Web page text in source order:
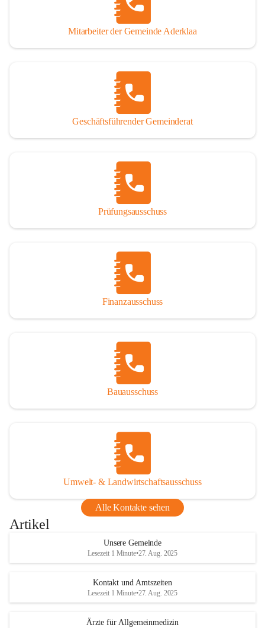
Mitarbeiter der Gemeinde Aderklaa
Geschäftsführender Gemeinderat
Prüfungsausschuss
Finanzausschuss
Bauausschuss
Umwelt- & Landwirtschaftsausschuss
Alle Kontakte sehen
Artikel
Unsere Gemeinde
Lesezeit 1 Minute•27. Aug. 2025
Kontakt und Amtszeiten
Lesezeit 1 Minute•27. Aug. 2025
Ärzte für Allgemeinmedizin